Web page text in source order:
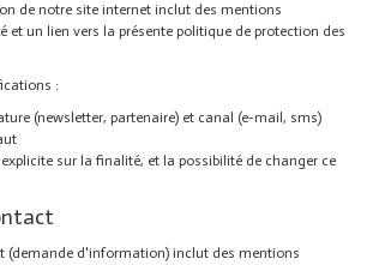
de notre site internet inclut des mentions
et un lien vers la présente politique de protection des
:
(newsletter, partenaire) et canal (e-mail, sms)
sur la finalité, et la possibilité de changer ce
(demande d'information) inclut des mentions